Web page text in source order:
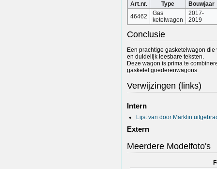
Art.nr.
Type
Bouwjaar
46462
Gas
ketelwagon
2017-
2019
Conclusie
Een prachtige gasketelwagon
en duidelijk leesbare teksten.
Deze wagon is prima te
gasketel goederenwagons.
Verwijzingen (links)
Intern
Lijst van door Märklin
Extern
Meerdere Modelfoto's